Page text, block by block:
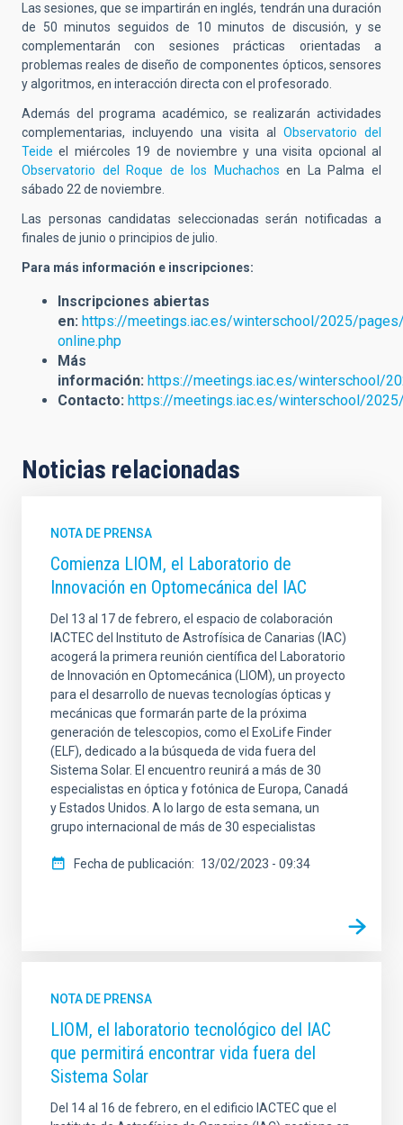
Las sesiones, que se impartirán en inglés, tendrán una duración
de 50 minutos seguidos de 10 minutos de discusión, y se
complementarán con sesiones prácticas orientadas a
problemas reales de diseño de componentes ópticos, sensores
y algoritmos, en interacción directa con el profesorado.
Además del programa académico, se realizarán actividades
complementarias, incluyendo una visita al Observatorio del
Teide el miércoles 19 de noviembre y una visita opcional al
Observatorio del Roque de los Muchachosen La Palma el
sábado 22 de noviembre.
Las personas candidatas seleccionadas serán notificadas a
finales de junio o principios de julio.
Para más información e inscripciones:
Inscripciones abiertas
en: https://meetings.iac.es/winterschool/2025/
online.php
Más
información: https://meetings.iac.es/winterschool/
Contacto: https://meetings.iac.es/winterschool/
Noticias relacionadas
NOTA DE PRENSA
Comienza LIOM, el Laboratorio de
Innovación en Optomecánica del IAC
Del 13 al 17 de febrero, el espacio de colaboración
IACTEC del Instituto de Astrofísica de Canarias (IAC)
acogerá la primera reunión científica del Laboratorio
de Innovación en Optomecánica (LIOM), un proyecto
para el desarrollo de nuevas tecnologías ópticas y
mecánicas que formarán parte de la próxima
generación de telescopios, como el ExoLife Finder
(ELF), dedicado a la búsqueda de vida fuera del
Sistema Solar. El encuentro reunirá a más de 30
especialistas en óptica y fotónica de Europa, Canadá
y Estados Unidos. A lo largo de esta semana, un
grupo internacional de más de 30 especialistas
Fecha de publicación 13/02/2023 - 09:34
NOTA DE PRENSA
LIOM, el laboratorio tecnológico del IAC
que permitirá encontrar vida fuera del
Sistema Solar
Del 14 al 16 de febrero, en el edificio IACTEC que el